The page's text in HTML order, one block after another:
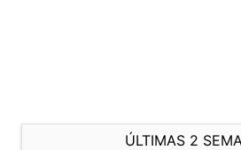
ÚLTIMAS 2